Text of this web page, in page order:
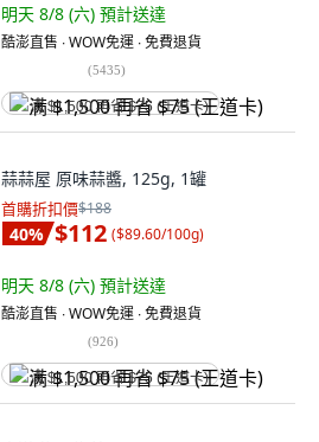
明天 8/8 (六) 預計送達
酷澎直售 ∙ WOW免運 ∙ 免費退貨
(5435)
满 $1,500 再省 $75 (王道卡)
蒜蒜屋 原味蒜醬, 125g, 1罐
首購折扣價$188
40% $112 ($89.60/100g)
明天 8/8 (六) 預計送達
酷澎直售 ∙ WOW免運 ∙ 免費退貨
(926)
满 $1,500 再省 $75 (王道卡)